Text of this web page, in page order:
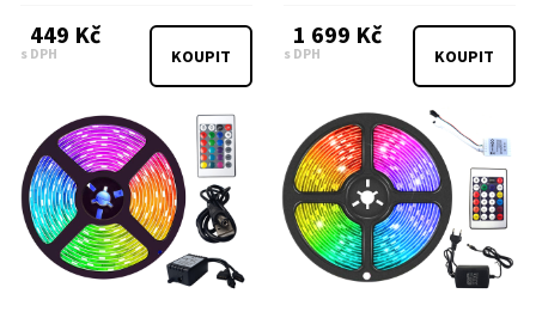
449 Kč
s DPH KOUPIT
1 699 Kč
s DPH KOUPIT